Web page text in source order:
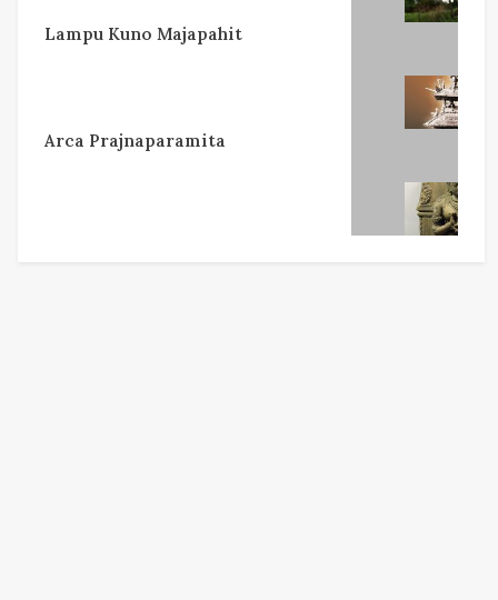
Lampu Kuno Majapahit
Arca Prajnaparamita